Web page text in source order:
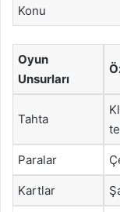
Konu
Oyun
Unsurları
Tahta
Paralar
Kartlar